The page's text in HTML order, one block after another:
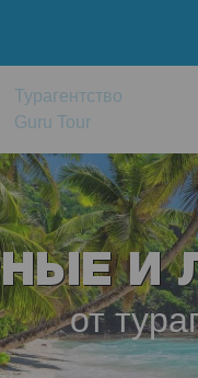
Турагентство
Guru Tour
И
от